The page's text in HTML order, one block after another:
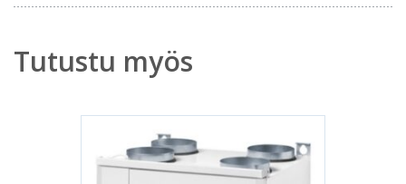
Tutustu myös